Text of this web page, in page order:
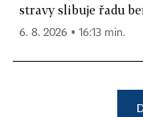
stravy slibuje řadu
6. 8. 2026 ▪ 16:13 min.